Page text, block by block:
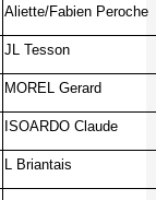
Aliette/Fabien Peroche
JL Tesson
MOREL Gerard
ISOARDO Claude
L Briantais